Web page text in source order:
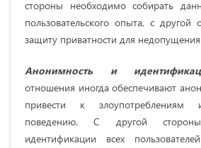
стороны необходимо собирать
пользовательского опыта, с другой
защиту приватности для
Анонимность и
отношения иногда обеспечивают
привести к злоупотреблениям
поведению. С другой
идентификации всех